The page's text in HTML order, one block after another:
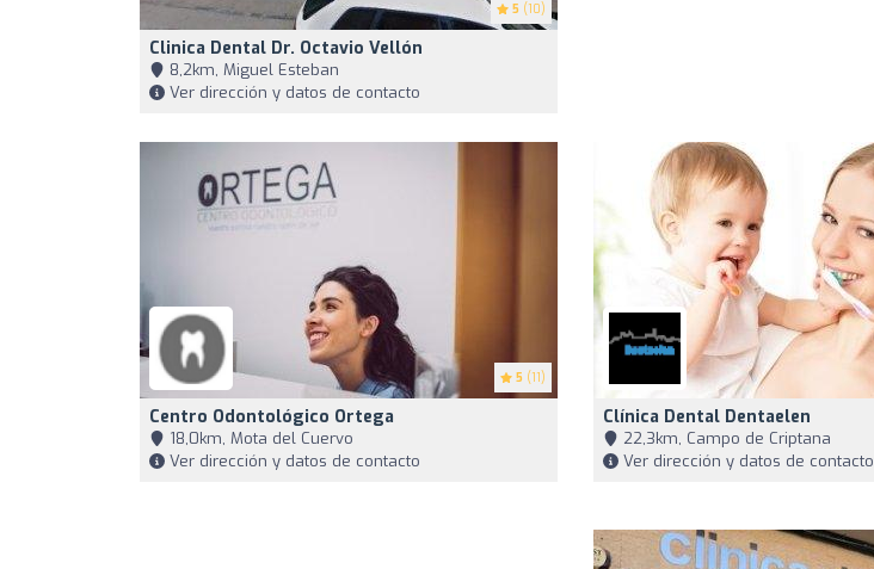
5 (10)
Clinica Dental Dr. Octavio Vellón
8,2km, Miguel Esteban
Ver dirección y datos de contacto
5 (11)
Centro Odontológico Ortega
18,0km, Mota del Cuervo
Ver dirección y datos de contacto
Clínica Dental Dentaelen
22,3km, Campo de Criptana
Ver dirección y datos de contacto